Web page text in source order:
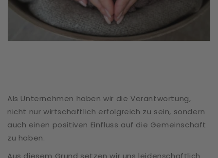
Als Unternehmen haben wir die Verantwortung,
nicht nur wirtschaftlich erfolgreich zu sein, sondern
auch einen positiven Einfluss auf die Gemeinschaft
zu haben.
Aus diesem Grund setzen wir uns leidenschaftlich